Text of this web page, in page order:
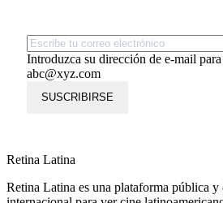
Introduzca su dirección de e-mail
abc@xyz.com
SUSCRIBIRSE
Retina Latina
Retina Latina es una plataforma pública y